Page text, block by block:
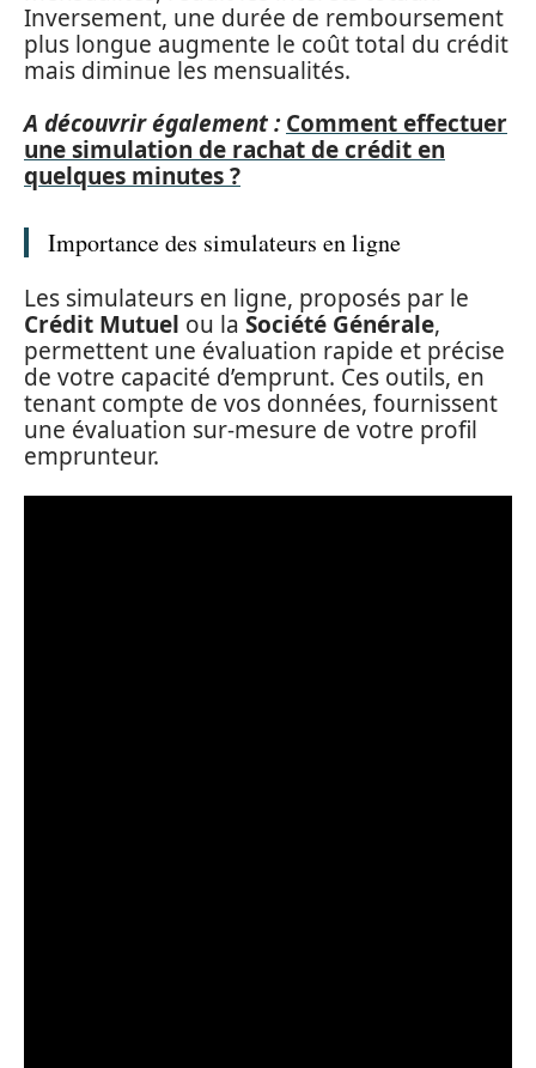
Inversement, une durée de remboursement
plus longue augmente le coût total du crédit
mais diminue les mensualités.
A découvrir également : Comment effectuer
une simulation de rachat de crédit en
quelques minutes ?
Importance des simulateurs en ligne
Les simulateurs en ligne, proposés par le
Crédit Mutuel ou la Société Générale,
permettent une évaluation rapide et précise
de votre capacité d’emprunt. Ces outils, en
tenant compte de vos données, fournissent
une évaluation sur-mesure de votre profil
emprunteur.